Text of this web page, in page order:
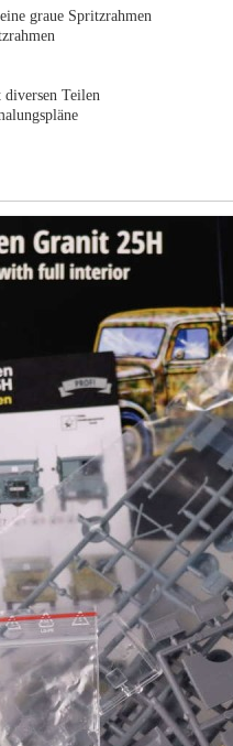
graue Spritzrahmen
diversen Teilen